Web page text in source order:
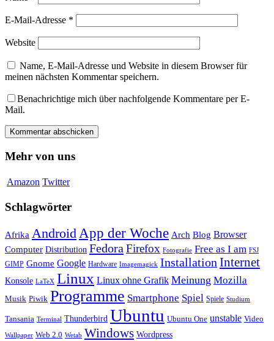
E-Mail-Adresse *
Website
Name, E-Mail-Adresse und Website in diesem Browser für
meinen nächsten Kommentar speichern.
Benachrichtige mich über nachfolgende Kommentare per E-
Mail.
Mehr von uns
Amazon Twitter
Schlagwörter
Afrika Android App der Woche Arch Blog Browser
Computer Distribution Fedora Firefox Fotografie Free as I am FSJ
GIMP Gnome Google Hardware Imagemagick Installation Internet
Konsole LaTeX Linux Linux ohne Grafik Meinung Mozilla
Musik Piwik Programme Smartphone Spiel Spiele Studium
Tansania Terminal Thunderbird Ubuntu Ubuntu One unstable Video
Wallpaper Web 2.0 Wetab Windows Wordpress